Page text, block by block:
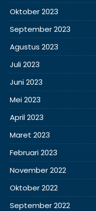
Oktober 2023
September 2023
Agustus 2023
Juli 2023
Juni 2023
Mei 2023
April 2023
Maret 2023
Februari 2023
November 2022
Oktober 2022
September 2022